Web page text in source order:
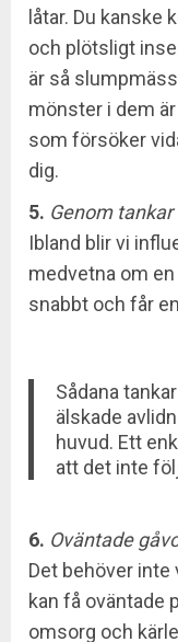
låtar. Du kanske
och plötsligt
är så
mönster i dem
som försöker
dig.
5. Genom tankar
Ibland blir vi
medvetna om
snabbt och får
Sådana
älskade
huvud. Ett
att det inte
6. Oväntade
Det behöver inte
kan få oväntade
omsorg och